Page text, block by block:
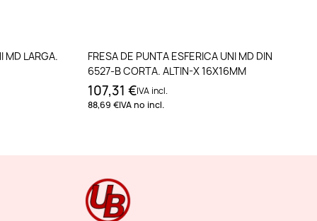
MD LARGA.
Añadir al carrito
FRESA DE PUNTA ESFERICA UNI MD DIN
6527-B CORTA. ALTIN-X 16X16MM
107,31 €IVA incl.
88,69 €IVA no incl.